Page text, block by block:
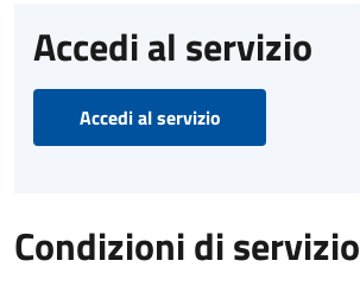
Accedi al servizio
Accedi al servizio
Condizioni di servizio